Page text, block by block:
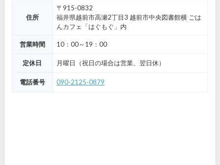
住所
〒915-0832
福井県越前市高瀬2丁目3 越前市中央図書館横 ごは
んカフェ「はぐもぐ」内
営業時間 10：00～19：00
定休日 月曜日（祝日の場合は営業、翌日休）
電話番号 090-2125-0879